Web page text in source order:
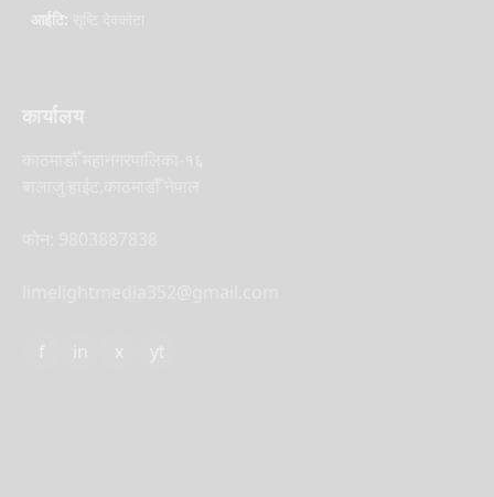
आईटि:
कार्यालय
f in x yt